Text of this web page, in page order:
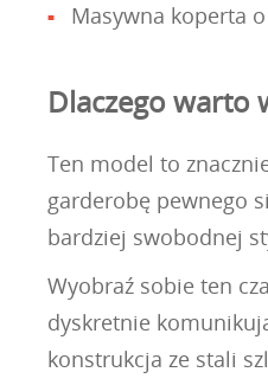
Masywna koperta
Dlaczego warto
Ten model to
garderobę pewnego
bardziej swobodnej
Wyobraź sobie ten
dyskretnie
konstrukcja ze stali